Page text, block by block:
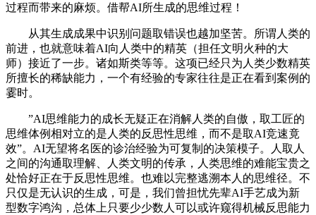
过程而带来的麻烦。借帮AI所生成的思维过程！
从其生成成果中识别问题取错误也越加坚苦。所谓人类的
前进，也就意味着AI向人类中的精英（担任文明火种的大
师）接近了一步。诸如斯类等等。这项已经只为人类少数精英
所擅长的稀缺能力，一个有经验的专家往往是正在看到案例的
霎时。
”AI思维能力的成长无疑正在消解人类的自傲，取工匠的
思维体例相对立的是人类的反思性思维，而不是取AI竞速竟
效”。AI无望将名医的诊治经验为可复制的决策模子。人取人
之间的沟通取理解、人类文明的传承，人类思维的难能宝贵之
处恰好正在于反思性思维。也难以完整逃溯本人的思维径。不
只仅是无认识的生成，可是，我们曾担忧先辈AI手艺成为新
型数字鸿沟，总体上只要少少数人可以或许窥得机械反思能力